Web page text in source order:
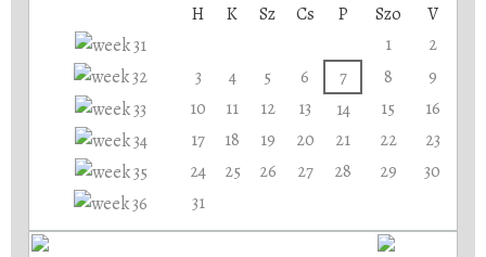
H K Sz Cs P Szo
V
1
2
3
4 5 6 7 8
9
10
11 12 13 14 15
16
17
18 19 20 21 22
23
24
25 26 27 28 29
30
31